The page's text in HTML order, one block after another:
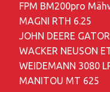
FPM BM200pro
MAGNI RTH 6.25
JOHN DEERE
WACKER NEUSON
WEIDEMANN 3080
MANITOU MT 625